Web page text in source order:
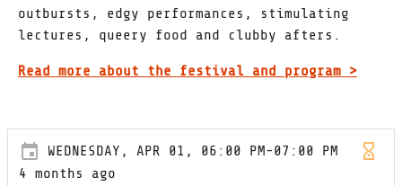
outbursts, edgy performances, stimulating
lectures, queery food and clubby afters.
Read more about the festival and program >
WEDNESDAY, APR 01, 06:00 PM-07:00 PM
4 months ago